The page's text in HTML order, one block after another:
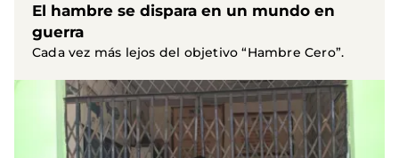
El hambre se dispara en un mundo en
guerra
Cada vez más lejos del objetivo “Hambre Cero”.